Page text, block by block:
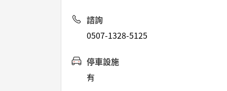
諮詢
0507-1328-5125
停車設施
有